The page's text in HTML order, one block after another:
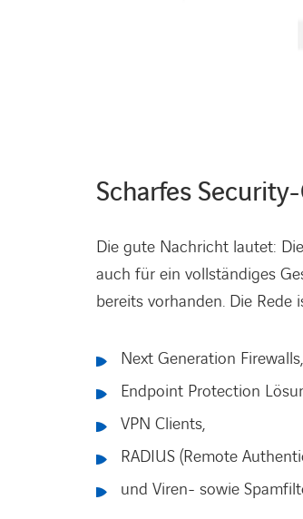
Scharfes
Die gute Nachricht lautet:
auch für ein vollständiges
bereits vorhanden. Die Rede
Next Generation Firewalls,
Endpoint Protection
VPN Clients,
RADIUS (Remote
und Viren- sowie